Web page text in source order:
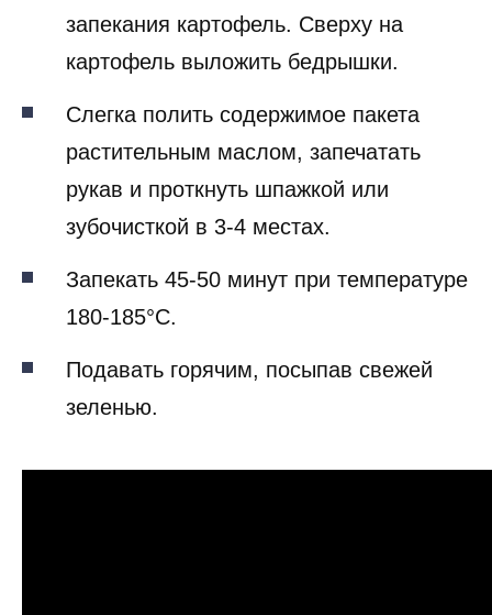
запекания картофель. Сверху на
картофель выложить бедрышки.
Слегка полить содержимое пакета
растительным маслом, запечатать
рукав и проткнуть шпажкой или
зубочисткой в 3-4 местах.
Запекать 45-50 минут при температуре
180-185°С.
Подавать горячим, посыпав свежей
зеленью.